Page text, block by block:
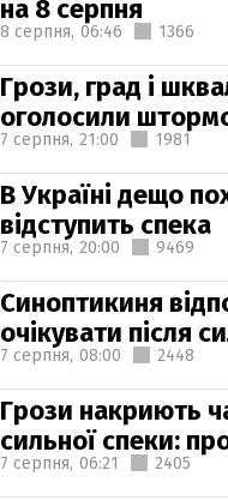
на 8 серпня
8 серпня, 06:46 1366
Грози, град і
оголосили
7 серпня, 21:00 1981
В Україні дещо
відступить спека
7 серпня, 20:00 9469
Синоптикиня
очікувати після
7 серпня, 08:00 2448
Грози накриють
сильної спеки:
7 серпня, 06:21 2405